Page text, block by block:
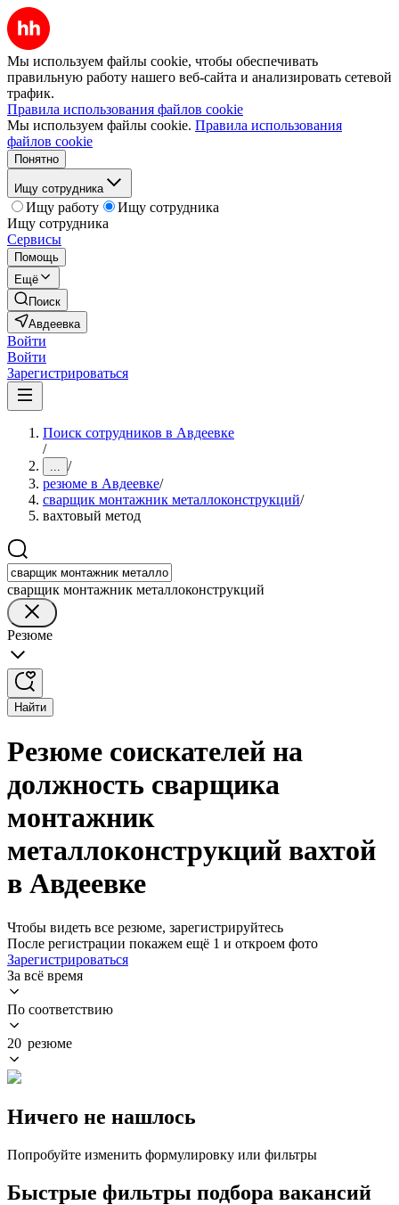
Мы используем файлы cookie, чтобы обеспечивать
правильную работу нашего веб-сайта и анализировать сетевой
трафик.
Правила использования файлов cookie
Мы используем файлы cookie. Правила использования
файлов cookie
Понятно
Ищу сотрудника
Ищу работу
Ищу сотрудника
Ищу сотрудника
Сервисы
Помощь
Ещё
Поиск
Авдеевка
Войти
Войти
Зарегистрироваться
Поиск сотрудников в Авдеевке
/
... /
резюме в Авдеевке/
сварщик монтажник металлоконструкций/
вахтовый метод
сварщик монтажник металлоконструкций
Резюме
Найти
Резюме соискателей на
должность сварщика
монтажник
металлоконструкций вахтой
в Авдеевке
Чтобы видеть все резюме, зарегистрируйтесь
После регистрации покажем ещё 1 и откроем фото
Зарегистрироваться
За всё время
По соответствию
20 резюме
Ничего не нашлось
Попробуйте изменить формулировку или фильтры
Быстрые фильтры подбора вакансий